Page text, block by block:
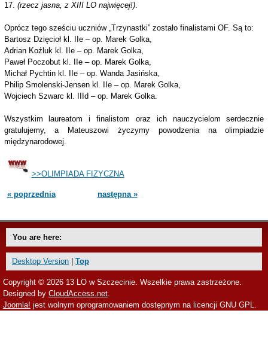
17. (rzecz jasna, z XIII LO najwięcej!).
Oprócz tego sześciu uczniów „Trzynastki” zostało finalistami OF. Są to:
Bartosz Dzięcioł kl. IIe – op. Marek Golka,
Adrian Koźluk kl. IIe – op. Marek Golka,
Paweł Poczobut kl. IIe – op. Marek Golka,
Michał Pychtin kl. IIe – op. Wanda Jasińska,
Philip Smolenski-Jensen kl. IIe – op. Marek Golka,
Wojciech Szwarc kl. IIId – op. Marek Golka.
Wszystkim laureatom i finalistom oraz ich nauczycielom serdecznie
gratulujemy, a Mateuszowi życzymy powodzenia na olimpiadzie
międzynarodowej.
>>OLIMPIADA FIZYCZNA
« poprzednia następna »
You are here:
Desktop Version Top
Copyright © 2026 13 LO w Szczecinie. Wszelkie prawa zastrzeżone.
Designed by CloudAccess.net.
Joomla! jest wolnym oprogramowaniem dostępnym na licencji GNU GPL.